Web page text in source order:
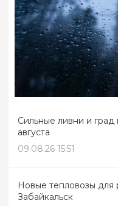
Сильные ливни и град
августа
09.08.26 15:51
Новые тепловозы
Забайкальск